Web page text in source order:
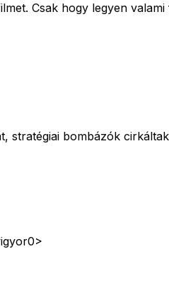
Csak hogy legyen
stratégiai bombázók